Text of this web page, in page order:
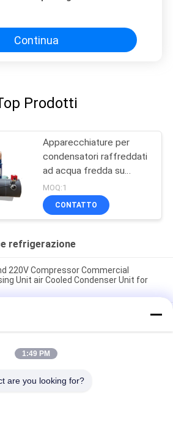
Continua
Prodotti
Apparecchiature per
condensatori raffreddati
ad acqua fredda su
misura
MOQ:1
CONTATTO
refrigerazione
220V Compressor Commercial
Unit air Cooled Condenser Unit for
Unit 380V per frigorifero a
frigorifero commerciale e industriale
condensatore frigorifero frigorifero
1:49 PM
are you looking for?